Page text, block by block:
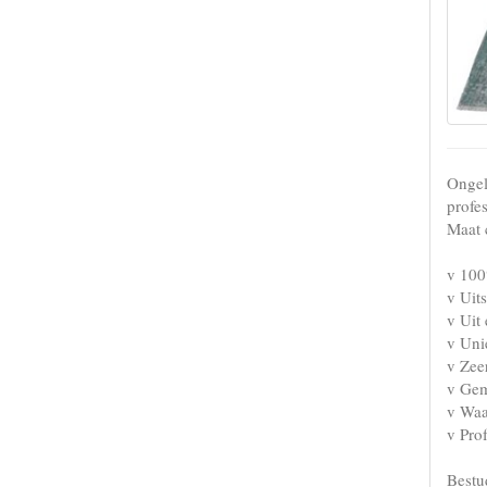
Maat
v
v
v Uit
v
v
v
v
v